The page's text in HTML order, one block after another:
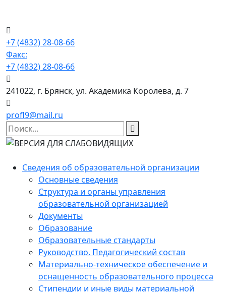
+7 (4832) 28-08-66
Факс:
+7 (4832) 28-08-66
241022, г. Брянск, ул. Академика Королева, д. 7
profl9@mail.ru
Сведения об образовательной организации
Основные сведения
Структура и органы управления
образовательной организацией
Документы
Образование
Образовательные стандарты
Руководство. Педагогический состав
Материально-техническое обеспечение и
оснащенность образовательного процесса
Стипендии и иные виды материальной